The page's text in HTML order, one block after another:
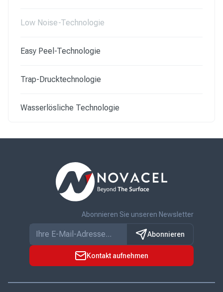
Low Noise-Technologie
Easy Peel-Technologie
Trap-Drucktechnologie
Wasserlösliche Technologie
Kontakt aufnehmen
Abonnieren Sie unseren Newsletter
Abonnieren